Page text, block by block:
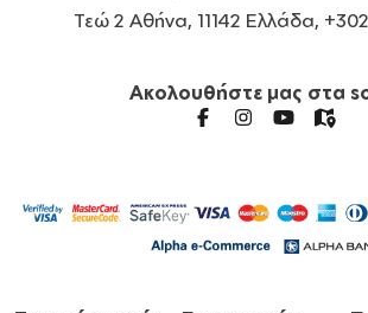
Τεώ 2 Αθήνα, 11142 Ελλάδα,
Ακολουθήστε μας στα